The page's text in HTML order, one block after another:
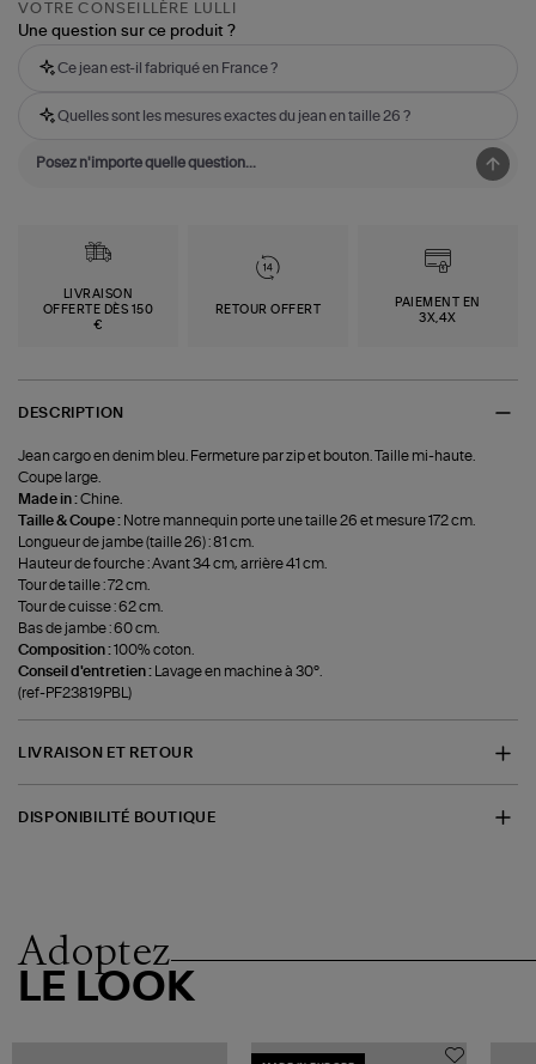
VOTRE CONSEILLÈRE LULLI
Une question sur ce produit ?
Ce jean est-il fabriqué en France ?
Quelles sont les mesures exactes du jean en taille 26 ?
LIVRAISON
OFFERTE DÈS 150
€
RETOUR OFFERT
PAIEMENT EN
3X,4X
DESCRIPTION
Jean cargo en denim bleu. Fermeture par zip et bouton. Taille mi-haute.
Coupe large.
Made in :Chine.
Taille & Coupe : Notre mannequin porte une taille 26 et mesure 172 cm.
Longueur de jambe (taille 26) : 81 cm.
Hauteur de fourche : Avant 34 cm, arrière 41 cm.
Tour de taille : 72 cm.
Tour de cuisse : 62 cm.
Bas de jambe : 60 cm.
Composition :100% coton.
Conseil d'entretien : Lavage en machine à 30°.
(ref-PF23819PBL)
LIVRAISON ET RETOUR
DISPONIBILITÉ BOUTIQUE
Adoptez
LE LOOK